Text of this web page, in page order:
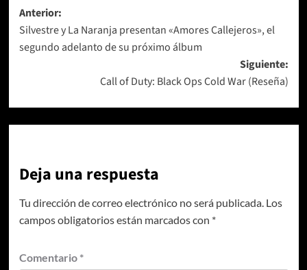
Navegación
de
entradas
Anterior:
Silvestre y La Naranja presentan «Amores Callejeros», el
segundo adelanto de su próximo álbum
Siguiente:
Call of Duty: Black Ops Cold War (Reseña)
Deja una respuesta
Tu dirección de correo electrónico no será publicada. Los
campos obligatorios están marcados con *
Comentario *